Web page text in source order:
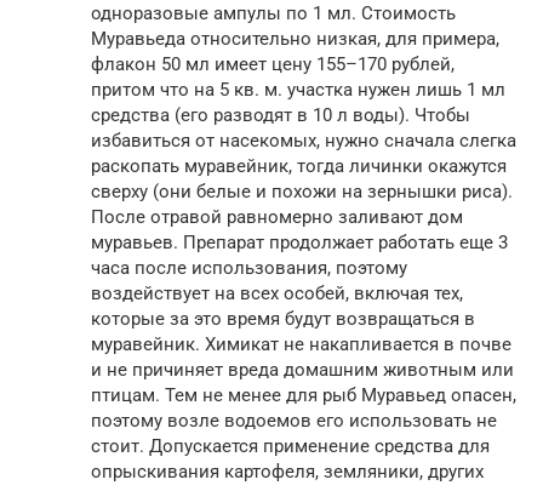
одноразовые ампулы по 1 мл. Стоимость
Муравьеда относительно низкая, для примера,
флакон 50 мл имеет цену 155–170 рублей,
притом что на 5 кв. м. участка нужен лишь 1 мл
средства (его разводят в 10 л воды). Чтобы
избавиться от насекомых, нужно сначала слегка
раскопать муравейник, тогда личинки окажутся
сверху (они белые и похожи на зернышки риса).
После отравой равномерно заливают дом
муравьев. Препарат продолжает работать еще 3
часа после использования, поэтому
воздействует на всех особей, включая тех,
которые за это время будут возвращаться в
муравейник. Химикат не накапливается в почве
и не причиняет вреда домашним животным или
птицам. Тем не менее для рыб Муравьед опасен,
поэтому возле водоемов его использовать не
стоит. Допускается применение средства для
опрыскивания картофеля, земляники, других